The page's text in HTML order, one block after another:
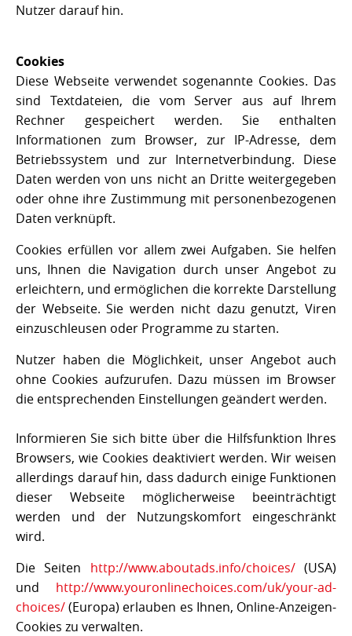
Nutzer darauf hin.
Cookies
Diese Webseite verwendet sogenannte Cookies. Das
sind Textdateien, die vom Server aus auf Ihrem
Rechner gespeichert werden. Sie enthalten
Informationen zum Browser, zur IP-Adresse, dem
Betriebssystem und zur Internetverbindung. Diese
Daten werden von uns nicht an Dritte weitergegeben
oder ohne ihre Zustimmung mit personenbezogenen
Daten verknüpft.
Cookies erfüllen vor allem zwei Aufgaben. Sie helfen
uns, Ihnen die Navigation durch unser Angebot zu
erleichtern, und ermöglichen die korrekte Darstellung
der Webseite. Sie werden nicht dazu genutzt, Viren
einzuschleusen oder Programme zu starten.
Nutzer haben die Möglichkeit, unser Angebot auch
ohne Cookies aufzurufen. Dazu müssen im Browser
die entsprechenden Einstellungen geändert werden.
Informieren Sie sich bitte über die Hilfsfunktion Ihres
Browsers, wie Cookies deaktiviert werden. Wir weisen
allerdings darauf hin, dass dadurch einige Funktionen
dieser Webseite möglicherweise beeinträchtigt
werden und der Nutzungskomfort eingeschränkt
wird.
Die Seiten http://www.aboutads.info/choices/(USA)
und http://www.youronlinechoices.com/uk/your-ad-
choices/(Europa) erlauben es Ihnen, Online-Anzeigen-
Cookies zu verwalten.